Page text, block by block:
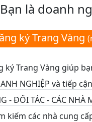
Bạn là doanh
ký Trang Vàng
ký Trang Vàng giúp
NGHIỆP và tiếp
- ĐỐI TÁC - CÁC NHÀ
kiếm các nhà cung